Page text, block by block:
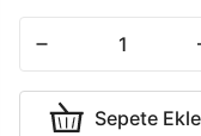
Sepete Ekle